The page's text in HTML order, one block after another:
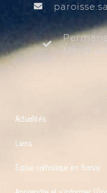
Mardi
Actualités
Liens
Église catholique en France